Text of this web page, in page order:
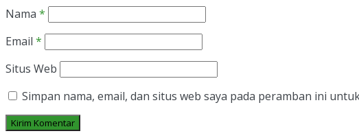
Nama *
Email *
Situs Web
Simpan nama, email, dan situs web saya pada peramban ini